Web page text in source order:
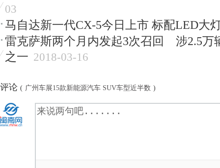
03
马自达新一代CX-5今日上市 标配LED大
雷克萨斯两个月内发起3次召回 涉2.5万
之一 2018-03-16
评论 ( 广州车展15款新能源汽车 SUV车型近半数 )